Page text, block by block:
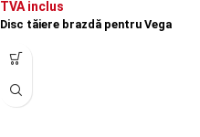
TVA inclus
Disc tăiere brazdă pentru Vega